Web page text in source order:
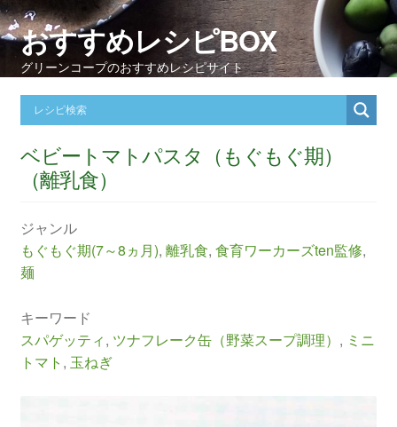
おすすめレシピBOX
グリーンコープのおすすめレシピサイト
ベビートマトパスタ（もぐもぐ期）
（離乳食）
ジャンル
もぐもぐ期(7～8ヵ月), 離乳食, 食育ワーカーズten監修,
麺
キーワード
スパゲッティ, ツナフレーク缶（野菜スープ調理） , ミニ
トマト , 玉ねぎ